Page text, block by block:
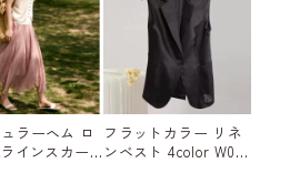
ラーヘム ロ
インスカー
フラットカラー リネ
ンベスト 4color W015